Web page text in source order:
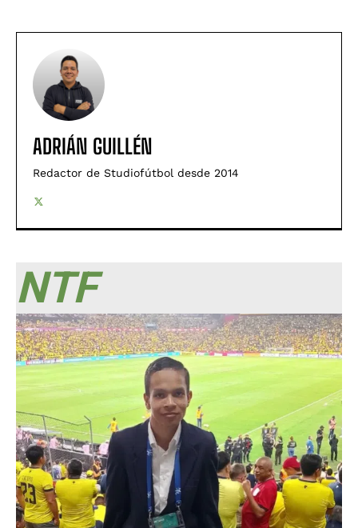
ADRIÁN GUILLÉN
Redactor de Studiofútbol desde 2014
NTF